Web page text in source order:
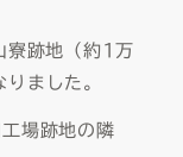
跡地（約1万
ました。
場跡地の隣